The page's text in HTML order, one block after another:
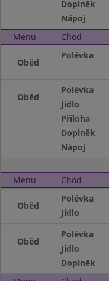
Doplněk
Nápoj
Menu
Chod
Oběd
Polévka
Oběd
Polévka
Jídlo
Příloha
Doplněk
Nápoj
Menu Chod
Oběd
Polévka
Jídlo
Oběd
Polévka
Jídlo
Doplněk